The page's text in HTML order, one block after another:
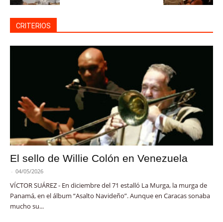
CRITERIOS
El sello de Willie Colón en Venezuela
- 04/05/2026
VÍCTOR SUÁREZ - En diciembre del 71 estalló La Murga, la murga de
Panamá, en el álbum “Asalto Navideño”. Aunque en Caracas sonaba
mucho su...